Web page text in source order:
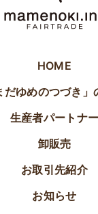
HOME
だゆめのつづき」
生産者パートナー
卸販売
お取引先紹介
お知らせ